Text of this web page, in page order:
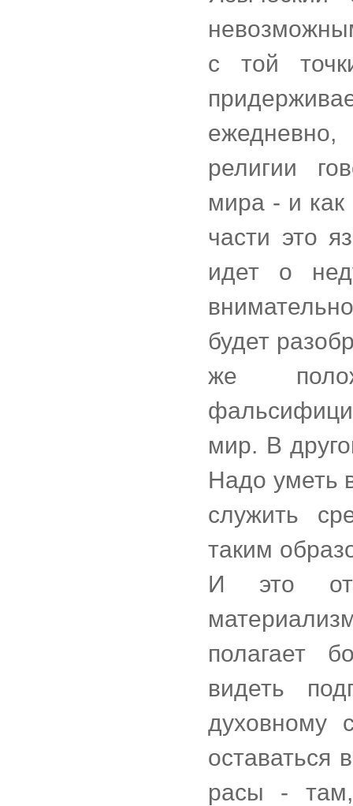
с той
религии
мира - и
части это
идет о
будет
же
мир. В
Надо уметь
служить
таким
И это
полагает
видеть
духовному
оставаться
расы -